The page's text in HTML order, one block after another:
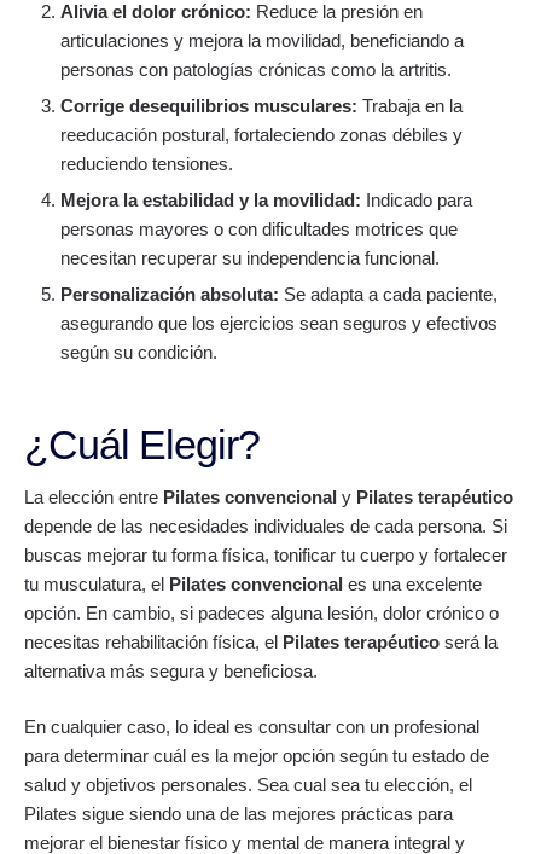
Alivia el dolor crónico: Reduce la presión en
articulaciones y mejora la movilidad, beneficiando a
personas con patologías crónicas como la artritis.
Corrige desequilibrios musculares: Trabaja en la
reeducación postural, fortaleciendo zonas débiles y
reduciendo tensiones.
Mejora la estabilidad y la movilidad: Indicado para
personas mayores o con dificultades motrices que
necesitan recuperar su independencia funcional.
Personalización absoluta: Se adapta a cada paciente,
asegurando que los ejercicios sean seguros y efectivos
según su condición.
¿Cuál Elegir?
La elección entre Pilates convencional y Pilates terapéutico
depende de las necesidades individuales de cada persona. Si
buscas mejorar tu forma física, tonificar tu cuerpo y fortalecer
tu musculatura, el Pilates convencional es una excelente
opción. En cambio, si padeces alguna lesión, dolor crónico o
necesitas rehabilitación física, el Pilates terapéutico será la
alternativa más segura y beneficiosa.
En cualquier caso, lo ideal es consultar con un profesional
para determinar cuál es la mejor opción según tu estado de
salud y objetivos personales. Sea cual sea tu elección, el
Pilates sigue siendo una de las mejores prácticas para
mejorar el bienestar físico y mental de manera integral y